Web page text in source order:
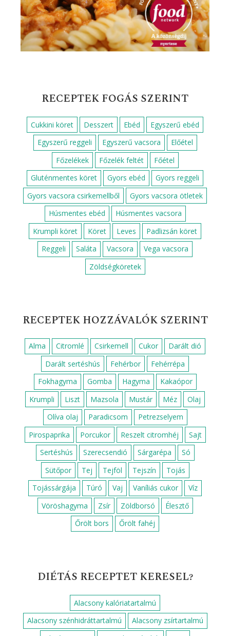
RECEPTEK FOGÁS SZERINT
Cukkini köret Desszert Ebéd
Egyszerű ebéd
Egyszerű reggeli
Egyszerű vacsora
Előétel
Főzelékek
Főzelék feltét
Főétel
Gluténmentes köret
Gyors ebéd
Gyors reggeli
Gyors vacsora csirkemellből
Gyors vacsora ötletek
Húsmentes ebéd
Húsmentes vacsora
Krumpli köret
Köret Leves
Padlizsán köret
Reggeli
Saláta Vacsora
Vega vacsora
Zöldségköretek
RECEPTEK HOZZÁVALÓK SZERINT
Alma Citromlé Csirkemell Cukor
Darált dió
Darált sertéshús
Fehérbor
Fehérrépa
Fokhagyma
Gomba Hagyma
Kakaópor
Krumpli
Liszt Mazsola Mustár Méz
Olaj
Olíva olaj
Paradicsom
Petrezselyem
Pirospaprika
Porcukor Reszelt citromhéj
Sajt
Sertéshús
Szerecsendió Sárgarépa
Só
Sütőpor
Tej Tejföl Tejszín
Tojás
Tojássárgája
Túró Vaj Vaníliás cukor
Víz
Vöröshagyma
Zsír Zöldborsó
Élesztő
Őrölt bors
Őrölt fahéj
DIÉTÁS RECEPTET KERESEL?
Alacsony kalóriatartalmú
Alacsony szénhidráttartalmú
Alacsony zsírtartalmú